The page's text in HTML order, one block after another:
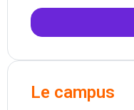
Le campus